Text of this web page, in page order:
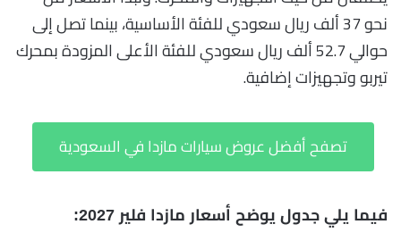
نحو 37 ألف ريال سعودي للفئة الأساسية، بينما تصل إلى
حوالي 52.7 ألف ريال سعودي للفئة الأعلى المزودة بمحرك
تيربو وتجهيزات إضافية.
تصفح أفضل عروض سيارات مازدا في السعودية
فيما يلي جدول يوضح أسعار مازدا فلير 2027: